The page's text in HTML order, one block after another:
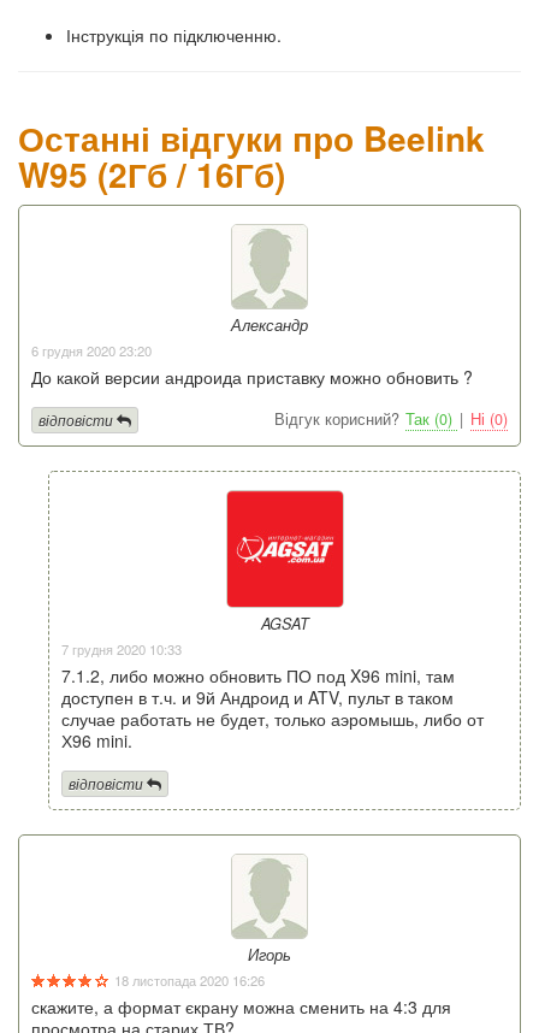
Інструкція по підключенню.
Останні відгуки про Beelink
W95 (2Гб / 16Гб)
Александр
6 грудня 2020 23:20
До какой версии андроида приставку можно обновить ?
Відгук корисний? Так (0) | Ні (0)
відповісти
AGSAT
7 грудня 2020 10:33
7.1.2, либо можно обновить ПО под X96 mini, там
доступен в т.ч. и 9й Андроид и ATV, пульт в таком
случае работать не будет, только аэромышь, либо от
Х96 mini.
відповісти
Игорь
18 листопада 2020 16:26
скажите, а формат єкрану можна сменить на 4:3 для